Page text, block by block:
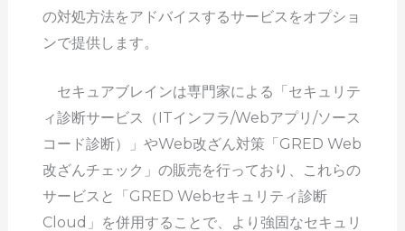
の対処方法をアドバイスするサービスをオプショ
ンで提供します。
セキュアブレインは専門家による「セキュリテ
ィ診断サービス（ITインフラ/Webアプリ/ソース
コード診断）」やWeb改ざん対策「GRED Web
改ざんチェック」の販売を行っており、これらの
サービスと「GRED Webセキュリティ診断
Cloud」を併用することで、より強固なセキュリ